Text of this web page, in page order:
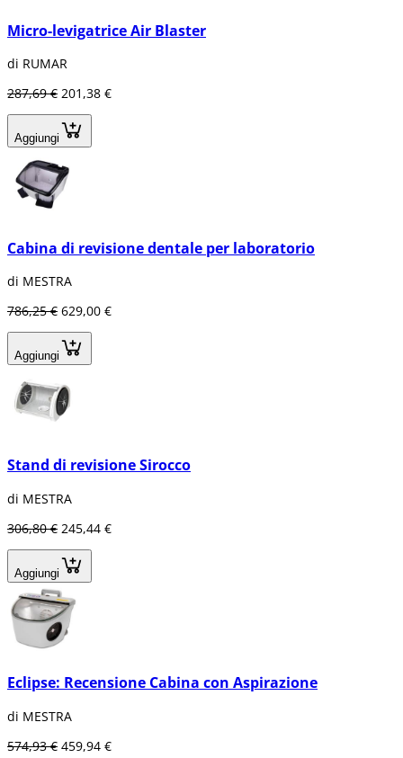
Micro-levigatrice Air Blaster
di RUMAR
287,69 € 201,38 €
Aggiungi
Cabina di revisione dentale per laboratorio
di MESTRA
786,25 € 629,00 €
Aggiungi
Stand di revisione Sirocco
di MESTRA
306,80 € 245,44 €
Aggiungi
Eclipse: Recensione Cabina con Aspirazione
di MESTRA
574,93 € 459,94 €